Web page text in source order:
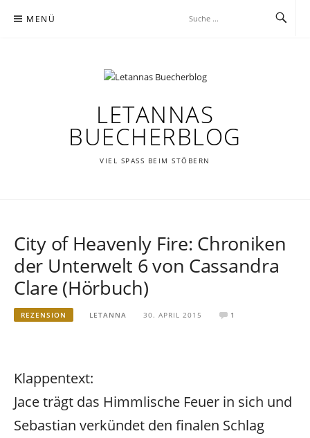
Inhalt MENÜ
LETANNAS
BUECHERBLOG
VIEL SPASS BEIM STÖBERN
City of Heavenly Fire: Chroniken
der Unterwelt 6 von Cassandra
Clare (Hörbuch)
REZENSION LETANNA 30. APRIL 2015 1
Klappentext:
Jace trägt das Himmlische Feuer in sich und
Sebastian verkündet den finalen Schlag